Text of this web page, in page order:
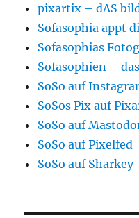
pixartix – dAS
Sofasophia appt
Sofasophias
Sofasophien –
SoSo auf
SoSos Pix auf
SoSo auf
SoSo auf Pixelfed
SoSo auf Sharkey